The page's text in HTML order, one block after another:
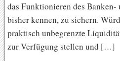
das Funktionieren des
bisher kennen, zu sichern.
praktisch unbegrenzte
zur Verfügung stellen und […]